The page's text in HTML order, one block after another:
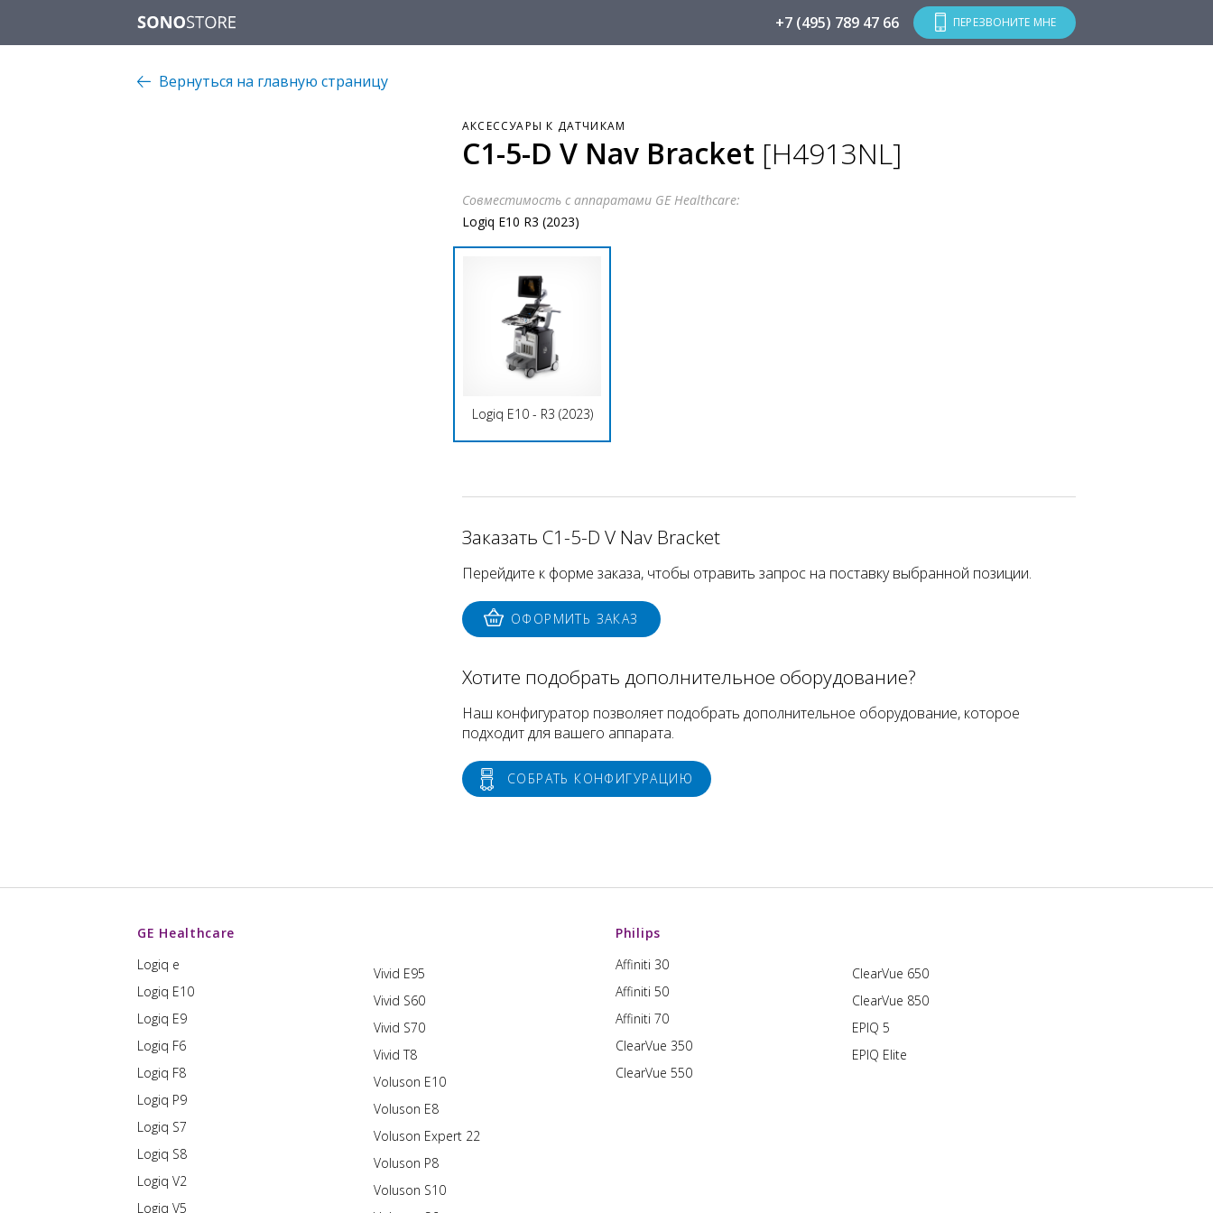
+7 (495) 789 47 66 ПЕРЕЗВОНИТЕ МНЕ
Вернуться на главную страницу
АКСЕССУАРЫ К ДАТЧИКАМ
C1-5-D V Nav Bracket [H4913NL]
Совместимость с аппаратами GE Healthcare:
Logiq E10 R3 (2023)
Logiq E10 - R3 (2023)
Заказать C1-5-D V Nav Bracket
Перейдите к форме заказа, чтобы отравить запрос на поставку выбранной позиции.
ОФОРМИТЬ ЗАКАЗ
Хотите подобрать дополнительное оборудование?
Наш конфигуратор позволяет подобрать дополнительное оборудование, которое
подходит для вашего аппарата.
СОБРАТЬ КОНФИГУРАЦИЮ
GE Healthcare
Logiq e
Logiq E10
Logiq E9
Logiq F6
Logiq F8
Logiq P9
Logiq S7
Logiq S8
Logiq V2
Logiq V5
Vivid E95
Vivid S60
Vivid S70
Vivid T8
Voluson E10
Voluson E8
Voluson Expert 22
Voluson P8
Voluson S10
Philips
Affiniti 30
Affiniti 50
Affiniti 70
ClearVue 350
ClearVue 550
ClearVue 650
ClearVue 850
EPIQ 5
EPIQ Elite